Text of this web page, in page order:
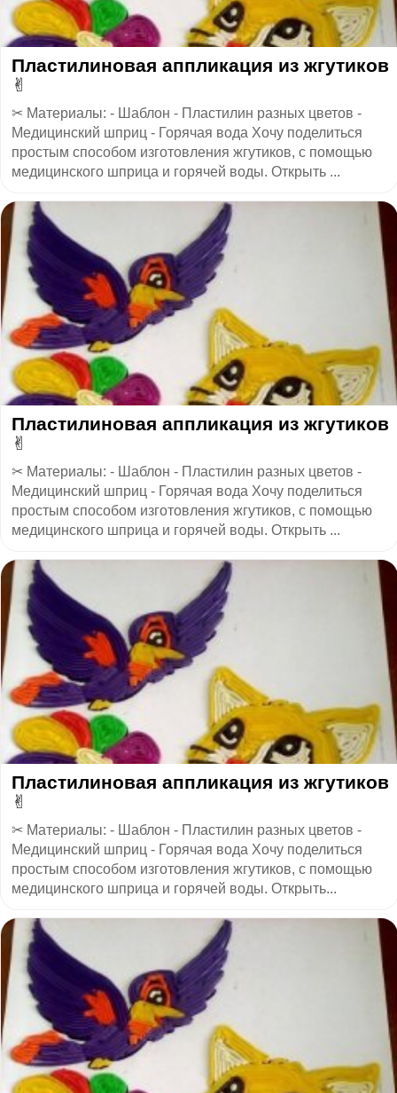
Пластилиновая аппликация из жгутиков
✌
✂ Материалы: - Шаблон - Пластилин разных цветов -
Медицинский шприц - Горячая вода Хочу поделиться
простым способом изготовления жгутиков, с помощью
медицинского шприца и горячей воды. Открыть ...
Пластилиновая аппликация из жгутиков
✌
✂ Материалы: - Шаблон - Пластилин разных цветов -
Медицинский шприц - Горячая вода Хочу поделиться
простым способом изготовления жгутиков, с помощью
медицинского шприца и горячей воды. Открыть ...
Пластилиновая аппликация из жгутиков
✌
✂ Материалы: - Шаблон - Пластилин разных цветов -
Медицинский шприц - Горячая вода Хочу поделиться
простым способом изготовления жгутиков, с помощью
медицинского шприца и горячей воды. Открыть...